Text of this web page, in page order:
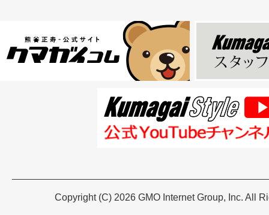
Copyright (C) 2026 GMO Internet Group, Inc. All